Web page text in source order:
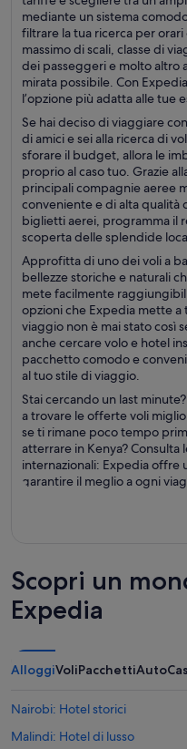
mediante un sistema
filtrare la tua ricerca per
massimo di scali, classe di
dei passeggeri e molto altro
mirata possibile. Con
l’opzione più adatta alle tue
Se hai deciso di viaggiare
di amici e sei alla ricerca di
sforare il budget, allora le
proprio al caso tuo. Grazie
principali compagnie aeree
conveniente e di alta qualità
biglietti aerei, programma il
scoperta delle splendide
Approfitta di uno dei voli a
bellezze storiche e naturali
mete facilmente
opzioni che Expedia mette a
viaggio non è mai stato così
anche cercare volo e hotel
pacchetto comodo e
al tuo stile di viaggio.
Stai cercando un last
a trovare le offerte voli
se ti rimane poco tempo
atterrare in Kenya?
internazionali: Expedia offre
garantire il meglio a ogni
Scopri un
Expedia
AlloggiVoliPacchettiAuto
Nairobi: Hotel storici
Malindi: Hotel di lusso